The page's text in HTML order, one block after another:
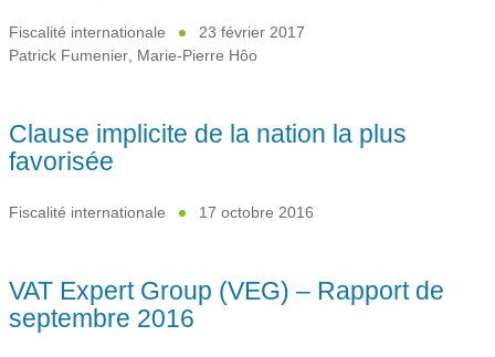
Fiscalité internationale
23 février 2017
Patrick Fumenier, Marie-Pierre Hôo
Clause implicite de la nation la plus
favorisée
Fiscalité internationale 17 octobre 2016
VAT Expert Group (VEG) – Rapport de
septembre 2016